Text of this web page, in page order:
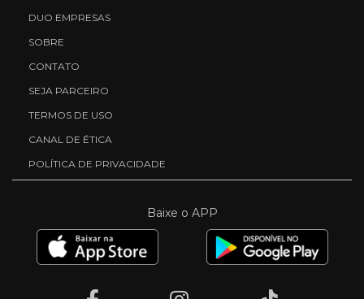
DUO EMPRESAS
SOBRE
CONTATO
SEJA PARCEIRO
TERMOS DE USO
CANAL DE ÉTICA
POLÍTICA DE PRIVACIDADE
Baixe o APP